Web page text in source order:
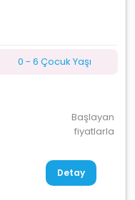
0 - 6 Çocuk Yaşı
Başlayan
fiyatlarla
Detay